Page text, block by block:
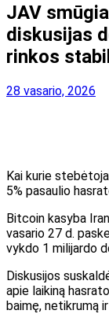
JAV
diskusijas
rinkos
28 vasario, 2026
Kai kurie
5% pasaulio
Bitcoin kasyba
vasario 27 d.
vykdo 1 milijardo
Diskusijos
apie laikiną
baimę, netikrumą